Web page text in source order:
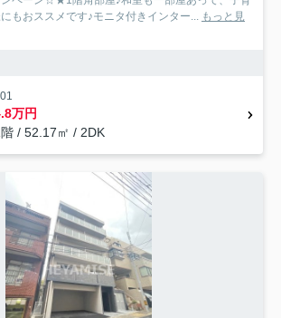
もおススメです♪モニタ付きインター... もっと見
万円
/ 52.17㎡ / 2DK